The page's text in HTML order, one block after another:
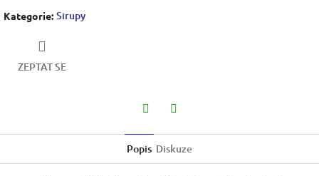
Kategorie: Sirupy
ZEPTAT SE
Popis Diskuze